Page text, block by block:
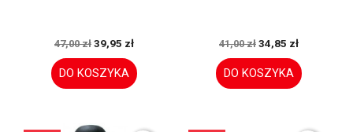
47,00 zł 39,95 zł
DO KOSZYKA
41,00 zł 34,85 zł
DO KOSZYKA